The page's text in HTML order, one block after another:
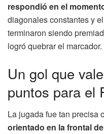
respondió en el
diagonales constantes y
terminaron siendo
logró quebrar el marcador.
Un gol que
puntos para el
La jugada fue tan precisa
orientado en la frontal